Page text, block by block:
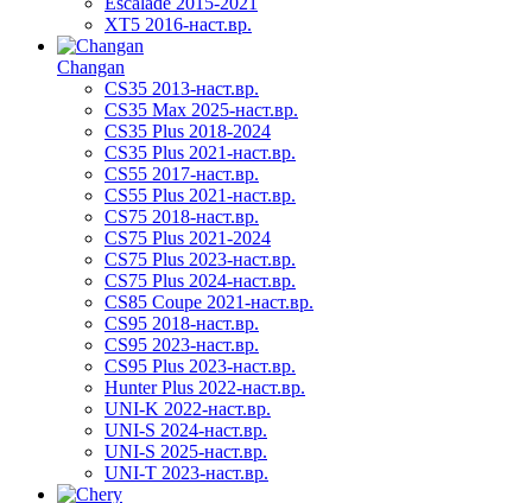
XT5 2016-наст.вр.
Changan
CS35 2013-наст.вр.
CS35 Max 2025-наст.вр.
CS35 Plus 2018-2024
CS35 Plus 2021-наст.вр.
CS55 2017-наст.вр.
CS55 Plus 2021-наст.вр.
CS75 2018-наст.вр.
CS75 Plus 2021-2024
CS75 Plus 2023-наст.вр.
CS75 Plus 2024-наст.вр.
CS85 Coupe 2021-наст.вр.
CS95 2018-наст.вр.
CS95 2023-наст.вр.
CS95 Plus 2023-наст.вр.
Hunter Plus 2022-наст.вр.
UNI-K 2022-наст.вр.
UNI-S 2024-наст.вр.
UNI-S 2025-наст.вр.
UNI-T 2023-наст.вр.